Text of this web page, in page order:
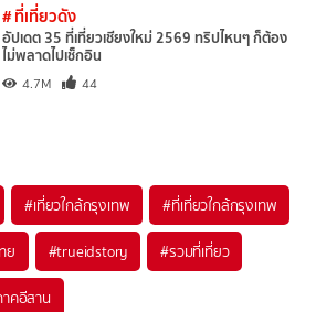
# ที่เที่ยวดัง
อัปเดต 35 ที่เที่ยวเชียงใหม่ 2569 ทริปไหนๆ ก็ต้อง
ไม่พลาดไปเช็กอิน
4.7M 44
#เที่ยวใกล้กรุงเทพ #ที่เที่ยวใกล้กรุงเทพ
ย #trueidstory #รวมที่เที่ยว
คอีสาน